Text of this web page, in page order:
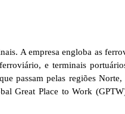
A empresa engloba as
e terminais
passam pelas regiões Norte,
Great Place to Work